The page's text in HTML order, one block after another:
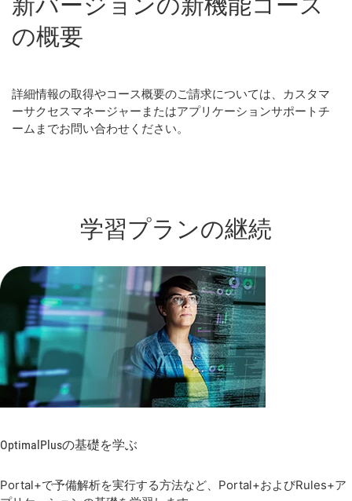
の概要
詳細情報の取得やコース概要のご請求については、カスタマ
ーサクセスマネージャーまたはアプリケーションサポートチ
ームまでお問い合わせください。
学習プランの継続
OptimalPlusの基礎を学ぶ
Portal+で予備解析を実行する方法など、Portal+およびRules+ア